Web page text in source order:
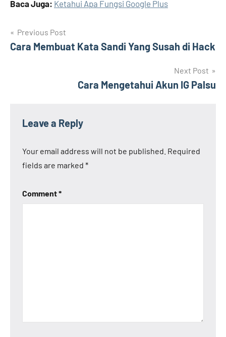
Baca Juga: Ketahui Apa Fungsi Google Plus
Post
navigation
Previous Post
Cara Membuat Kata Sandi Yang Susah di Hack
Next Post
Cara Mengetahui Akun IG Palsu
Leave a Reply
Your email address will not be published. Required
fields are marked *
Comment*